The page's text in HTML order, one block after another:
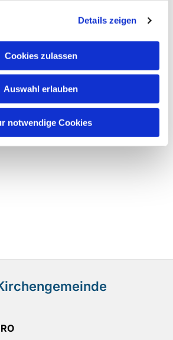
Details zeigen
Cookies zulassen
Auswahl erlauben
notwendige Cookies